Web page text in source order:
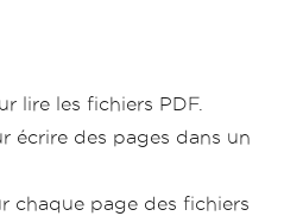
)
lire les fichiers PDF.
écrire des pages dans un
chaque page des fichiers